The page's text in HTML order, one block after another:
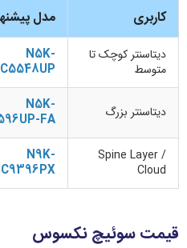
کاربری مدل
دیتاسنتر کوچک تا
متوسط
N5K-
C5548UP
دیتاسنتر بزرگ N5K-
FA
Spine Layer /
Cloud
N9K-
C9396PX
قیمت سوئیچ نکسوس